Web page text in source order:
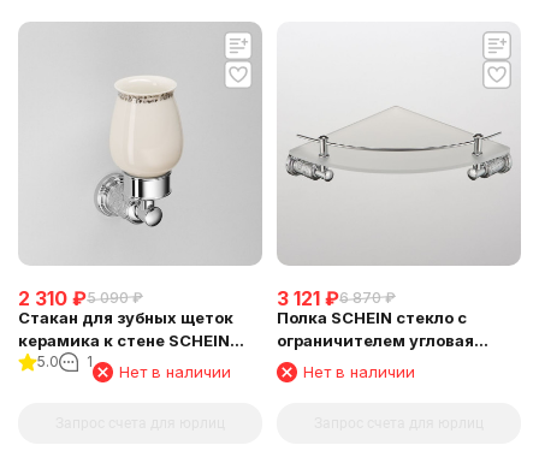
2 310 ₽5 090 ₽
Стакан для зубных щеток
керамика к стене SCHEIN
(7065011)
5.0 1
Нет в наличии
3 121 ₽6 870 ₽
Полка SCHEIN стекло с
ограничителем угловая
(7065048)
Нет в наличии